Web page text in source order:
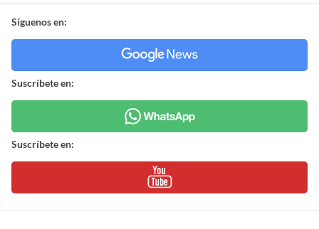
Síguenos en:
Suscríbete en:
Suscríbete en: